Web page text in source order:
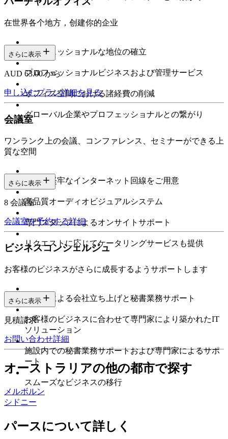
在世界各个地方，创建你的企业
プロフェッショナルな地位の確立
プロフェッショナルビジネスおよび管理サービス
オフィス空間における諸経費の削減
グローバル企業やプロフェッショナルとの繋がり
さらに表示
AUD 63.00 から
申し込むプラン詳細を見る
会議室
ワンランク上の会議、コンファレンス、セミナーができる上
質な空間
高速で堅牢なインターネット回線をご用意
高品質オーディオビジュアルシステム
専門スタッフによるオンサイトサポート
リクエストに応じてケータリングサービスも提供
さらに表示
8 会議室
会議室を予約する詳細
ビジネスコンシェルジュ
お客様のビジネスがさらに成長するようサポートします
専門家による会社立ち上げと秘書業務サポート
お客様のビジネスに合わせて専門家により築かれたIT
ソリューション
施設内での秘書業務サポートおよび専門家によるサポ
ート
スムーズなビジネスの移行
さらに表示
見積請求
お問い合わせ詳細
オーストラリアの他の都市で探す
メルボルン
シドニー
パースについて詳しく